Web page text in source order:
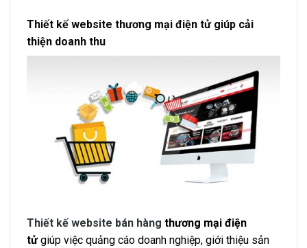
Thiết kế website thương mại điện tử giúp cải
thiện doanh thu
Thiết kế website bán hàng thương mại điện
tửgiúp việc quảng cáo doanh nghiệp, giới thiệu sản